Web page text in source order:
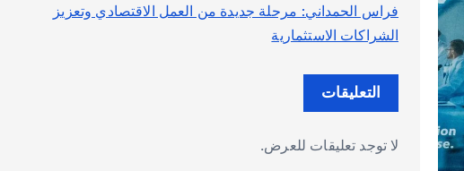
فراس الحمداني: مرحلة جديدة من العمل الاقتصادي وتعزيز
الشراكات الاستثمارية
التعليقات
لا توجد تعليقات للعرض.